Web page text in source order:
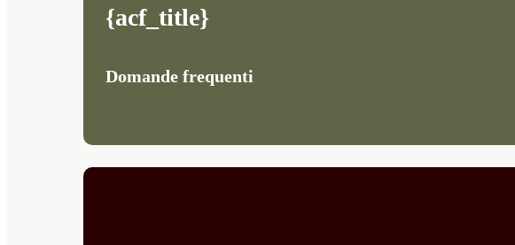
{acf_title}
Domande frequenti